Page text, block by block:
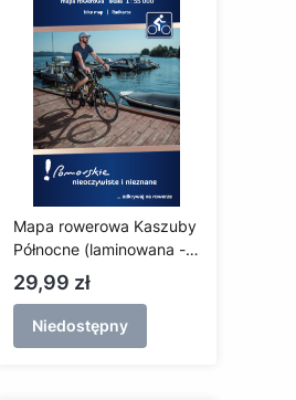
Mapa rowerowa Kaszuby
Północne (laminowana -
edycja 2022)
Cena
29,99 zł
Niedostępny